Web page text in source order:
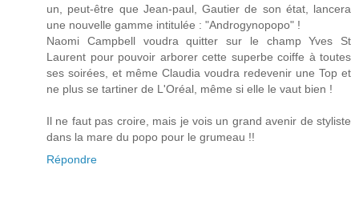
un, peut-être que Jean-paul, Gautier de son état, lancera
une nouvelle gamme intitulée : "Androgynopopo" !
Naomi Campbell voudra quitter sur le champ Yves St
Laurent pour pouvoir arborer cette superbe coiffe à toutes
ses soirées, et même Claudia voudra redevenir une Top et
ne plus se tartiner de L'Oréal, même si elle le vaut bien !
Il ne faut pas croire, mais je vois un grand avenir de styliste
dans la mare du popo pour le grumeau !!
Répondre